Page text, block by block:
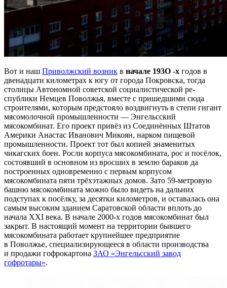
Вот и наш Приволжский возник в начале 193О -х годов в
две­надцати километрах к югу от города Покровска, тогда
столицы Автономной советской социалистической ре­
спублики Немцев Поволжья, вместе с пришедшими сюда
строителями, которым предстояло воздвигнуть в степи гигант
мясомолочной промышленности — Энгельсский
мясокомбинат. Его проект привёз из Соеди­нённых Штатов
Америки Анастас Иванович Микоян, нарком пищевой
промышленности. Проект тот был копией знаменитых
чикагских боен. Росли корпуса мясокомбината, рос и посёлок,
состоявший в основ­ном из вросших в землю бараков да
построенных од­новременно с первым корпусом
мясокомбината пяти трёхэтажных домов. Зато 59-метровую
башню мясо­комбината можно было видеть на дальних
подступах к посёлку, за десятки километров, и оставалась она
са­мым высоким зданием Саратовской области вплоть до
начала XXI века. В начале 2000-х годов мясокомбинат был
закрыт. В настоящий момент на территории бывшего
мясокомбината работает крупнейшее предприятие
в Поволжье, специализирующееся в области производства
и продажи гофрокартона ЗАО «Энгельсский завод
гофротары».